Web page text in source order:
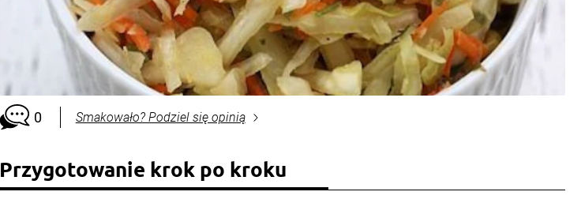
0 Smakowało? Podziel się opinią
Przygotowanie krok po kroku